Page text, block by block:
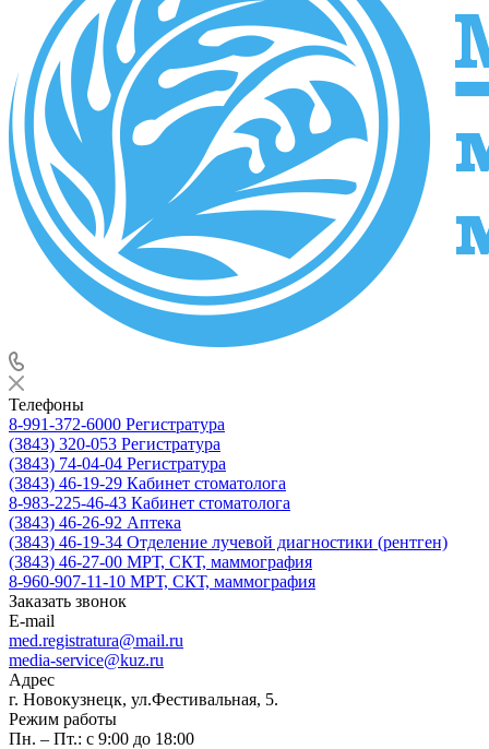
Телефоны
8-991-372-6000 Регистратура
(3843) 320-053 Регистратура
(3843) 74-04-04 Регистратура
(3843) 46-19-29 Кабинет стоматолога
8-983-225-46-43 Кабинет стоматолога
(3843) 46-26-92 Аптека
(3843) 46-19-34 Отделение лучевой диагностики (рентген)
(3843) 46-27-00 МРТ, СКТ, маммография
8-960-907-11-10 МРТ, СКТ, маммография
Заказать звонок
E-mail
med.registratura@mail.ru
media-service@kuz.ru
Адрес
г. Новокузнецк, ул.Фестивальная, 5.
Режим работы
Пн. – Пт.: с 9:00 до 18:00